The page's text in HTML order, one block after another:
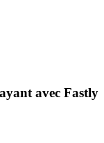
avec Fastly